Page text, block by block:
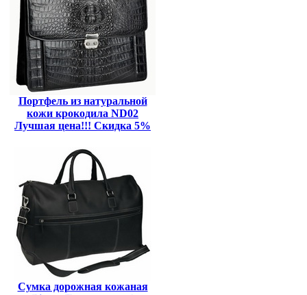
Портфель из натуральной
кожи крокодила ND02
Лучшая цена!!! Скидка 5%
Сумка дорожная кожаная